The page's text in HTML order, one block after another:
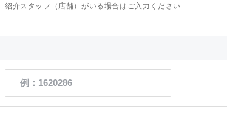
紹介スタッフ（店舗）がいる場合はご入力ください